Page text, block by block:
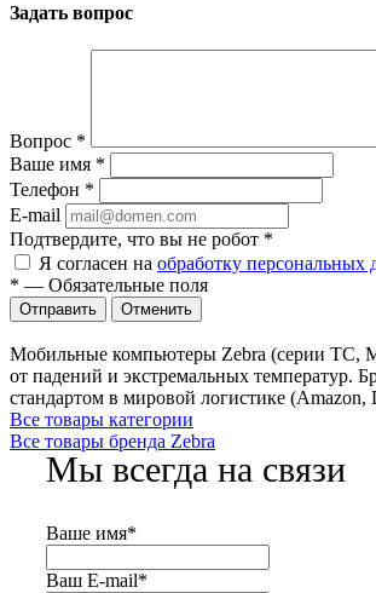
Задать вопрос
Вопрос *
Ваше имя *
Телефон *
E-mail
Подтвердите, что вы не робот *
Я согласен на обработку персональных
* — Обязательные поля
Отправить Отменить
Мобильные компьютеры Zebra (серии TC,
от падений и экстремальных температур.
стандартом в мировой логистике
Все товары категории
Все товары бренда Zebra
Мы всегда на связи
Ваше имя*
Ваш E-mail*